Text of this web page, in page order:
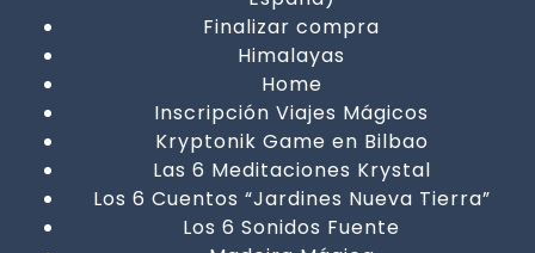
Finalizar compra
Himalayas
Home
Inscripción Viajes Mágicos
Kryptonik Game en Bilbao
Las 6 Meditaciones Krystal
Los 6 Cuentos “Jardines Nueva Tierra”
Los 6 Sonidos Fuente